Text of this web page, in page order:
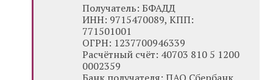
Получатель: БФАДД
ИНН: 9715470089, КПП:
771501001
ОГРН: 1237700946339
Расчётный счёт: 40703 810 5 1200
0002359